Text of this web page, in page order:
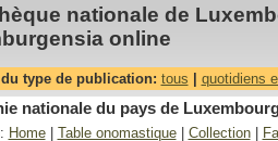
nationale de
online
type de publication: tous quotidiens
nationale du pays de
Home| Table onomastique| Collection|